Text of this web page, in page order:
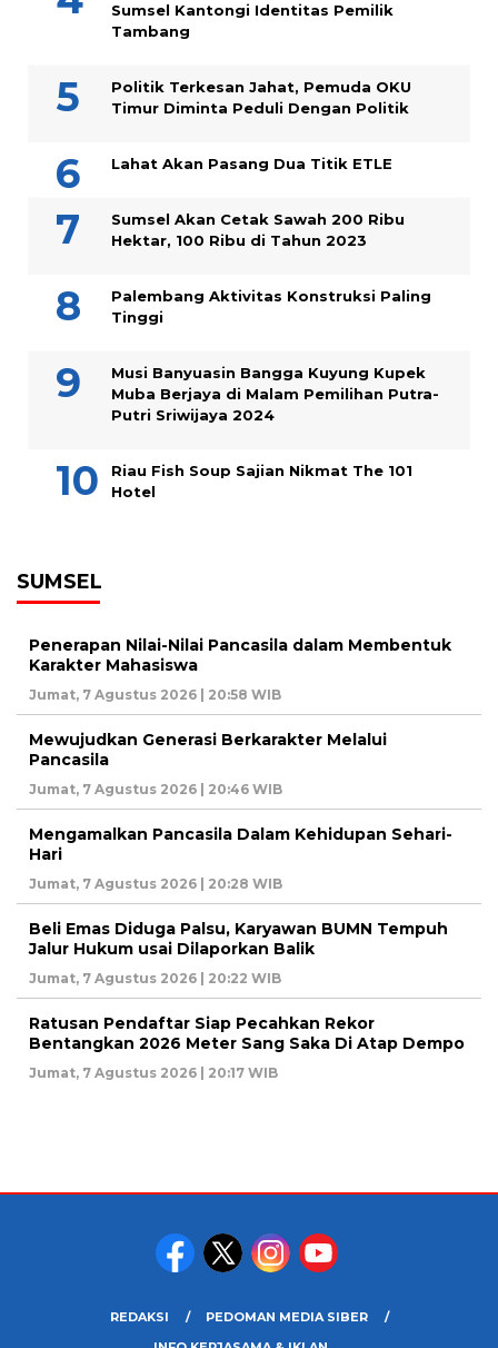
Sumsel Kantongi Identitas Pemilik
Tambang
Politik Terkesan Jahat, Pemuda OKU
Timur Diminta Peduli Dengan Politik
Lahat Akan Pasang Dua Titik ETLE
Sumsel Akan Cetak Sawah 200 Ribu
Hektar, 100 Ribu di Tahun 2023
Palembang Aktivitas Konstruksi Paling
Tinggi
Musi Banyuasin Bangga Kuyung Kupek
Muba Berjaya di Malam Pemilihan Putra-
Putri Sriwijaya 2024
Riau Fish Soup Sajian Nikmat The 101
Hotel
SUMSEL
Penerapan Nilai-Nilai Pancasila dalam Membentuk
Karakter Mahasiswa
Jumat, 7 Agustus 2026 | 20:58 WIB
Mewujudkan Generasi Berkarakter Melalui
Pancasila
Jumat, 7 Agustus 2026 | 20:46 WIB
Mengamalkan Pancasila Dalam Kehidupan Sehari-
Hari
Jumat, 7 Agustus 2026 | 20:28 WIB
Beli Emas Diduga Palsu, Karyawan BUMN Tempuh
Jalur Hukum usai Dilaporkan Balik
Jumat, 7 Agustus 2026 | 20:22 WIB
Ratusan Pendaftar Siap Pecahkan Rekor
Bentangkan 2026 Meter Sang Saka Di Atap Dempo
Jumat, 7 Agustus 2026 | 20:17 WIB
REDAKSI
PEDOMAN MEDIA SIBER